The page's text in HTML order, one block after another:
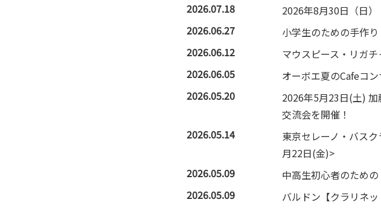
2026.07.18
2026年8月30日（日
2026.06.27
小学生のための手作
2026.06.12
マウスピース・リガ
2026.06.05
オーボエ夏のCafeコ
2026.05.20
2026年5月23日(土)
交流会を開催！
2026.05.14
東京セレーノ・バス
月22日(金)>
2026.05.09
中高生初心者のため
2026.05.09
バルドン【クラリネ